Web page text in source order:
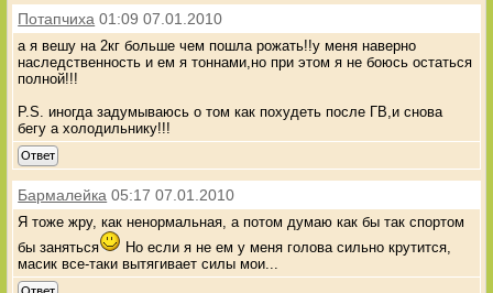
Потапчиха 01:09 07.01.2010
а я вешу на 2кг больше чем пошла рожать!!у меня наверно
наследственность и ем я тоннами,но при этом я не боюсь остаться
полной!!!
P.S. иногда задумываюсь о том как похудеть после ГВ,и снова
бегу а холодильнику!!!
Ответ
Бармалейка 05:17 07.01.2010
Я тоже жру, как ненормальная, а потом думаю как бы так спортом
бы заняться
Но если я не ем у меня голова сильно крутится,
масик все-таки вытягивает силы мои...